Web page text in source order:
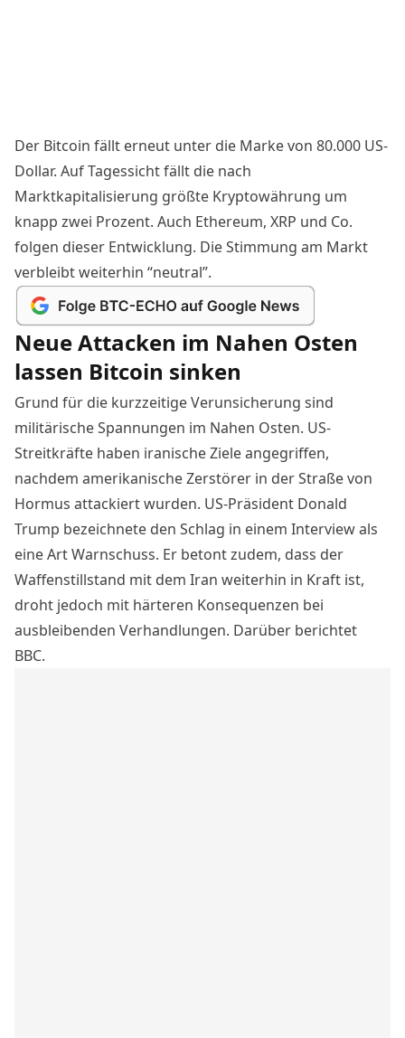
Der Bitcoin fällt erneut unter die Marke von 80.000 US-
Dollar. Auf Tagessicht fällt die nach
Marktkapitalisierung größte Kryptowährung um
knapp zwei Prozent. Auch Ethereum, XRP und Co.
folgen dieser Entwicklung. Die Stimmung am Markt
verbleibt weiterhin “neutral”.
Neue Attacken im Nahen Osten
lassen Bitcoin sinken
Grund für die kurzzeitige Verunsicherung sind
militärische Spannungen im Nahen Osten. US-
Streitkräfte haben iranische Ziele angegriffen,
nachdem amerikanische Zerstörer in der Straße von
Hormus attackiert wurden. US-Präsident Donald
Trump bezeichnete den Schlag in einem Interview als
eine Art Warnschuss. Er betont zudem, dass der
Waffenstillstand mit dem Iran weiterhin in Kraft ist,
droht jedoch mit härteren Konsequenzen bei
ausbleibenden Verhandlungen. Darüber berichtet
BBC.